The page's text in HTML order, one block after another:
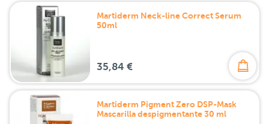
Martiderm Neck-line Correct Serum
50ml
35,84 €
Martiderm Pigment Zero DSP-Mask
Mascarilla despigmentante 30 ml